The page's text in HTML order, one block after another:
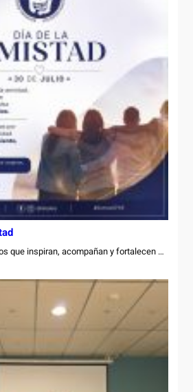
que inspiran, acompañan y fortalecen …